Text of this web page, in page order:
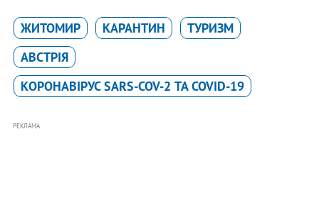
ЖИТОМИР КАРАНТИН
ТУРИЗМ
АВСТРІЯ
КОРОНАВІРУС SARS-COV-2 ТА COVID-19
РЕКЛАМА